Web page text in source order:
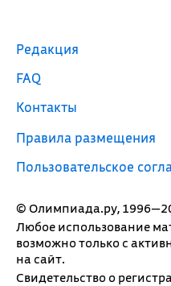
© Олимпиада.ру,
Любое использование
возможно только с
на сайт.
Свидетельство о
Редакция
FAQ
Контакты
Правила размещения
Пользовательское